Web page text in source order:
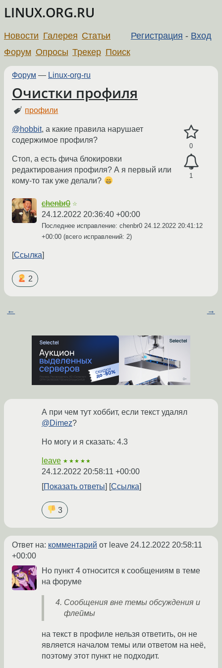
LINUX.ORG.RU
Регистрация - Вход
Новости Галерея Статьи
Форум Опросы Трекер Поиск
Форум — Linux-org-ru
Очистки профиля
профили
0
1
@hobbit, а какие правила нарушает
содержимое профиля?
Стоп, а есть фича блокировки
редактирования профиля? А я первый или
кому-то так уже делали?
chenbr0 ☆
24.12.2022 20:36:40 +00:00
Последнее исправление: chenbr0 24.12.2022 20:41:12
+00:00 (всего исправлений: 2)
Ссылка
2
← →
А при чем тут хоббит, если текст удалял
@Dimez?
Но могу и я сказать: 4.3
leave ★★★★★
24.12.2022 20:58:11 +00:00
Показать ответы
Ссылка
3
Ответ на: комментарий от leave 24.12.2022 20:58:11
+00:00
Но пункт 4 относится к сообщениям в теме
на форуме
Сообщения вне темы обсуждения и
флеймы
на текст в профиле нельзя ответить, он не
является началом темы или ответом на неё,
поэтому этот пункт не подходит.